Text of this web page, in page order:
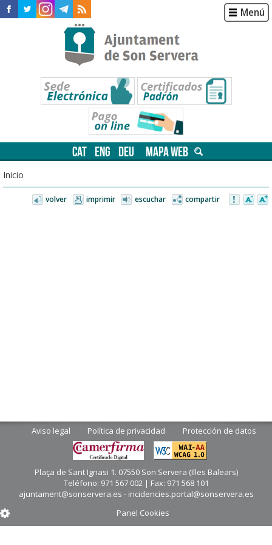
Menú
CAT ENG DEU MAPA WEB
Inicio
volver imprimir escuchar compartir
Aviso legal Política de privacidad Protección de datos
Plaça de Sant Ignasi 1. 07550 Son Servera (Illes Balears)
Teléfono: 971 567 002 | Fax: 971 568 101
ajuntament@sonservera.es - incidencies.portal@sonservera.es
Panel Cookies